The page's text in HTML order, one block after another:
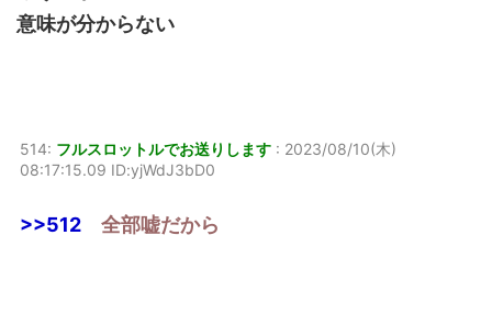
意味が分からない
514: フルスロットルでお送りします : 2023/08/10(木)
08:17:15.09 ID:yjWdJ3bD0
>>512 全部嘘だから